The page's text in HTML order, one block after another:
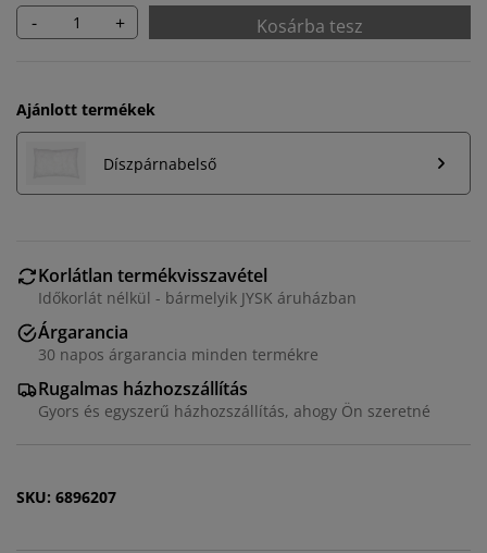
- + Kosárba tesz
Ajánlott termékek
Díszpárnabelső
Korlátlan termékvisszavétel
Időkorlát nélkül - bármelyik JYSK áruházban
Árgarancia
30 napos árgarancia minden termékre
Rugalmas házhozszállítás
Gyors és egyszerű házhozszállítás, ahogy Ön szeretné
SKU: 6896207
Személyre szabott élményt nyújtunk
A JYSK-nél sütiket és mobilazonosítókat használunk a
biztosítása érdekében. A sütik információkat gyűjtenek
Önről a funkcionalitás biztosítása, a statisztikák és a
Marketing sütik elfogadásakor megosztjuk böngészési